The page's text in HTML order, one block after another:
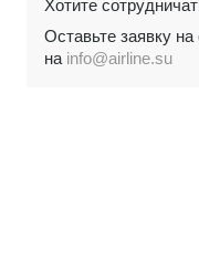
Хотите
Оставьте заявку
на info@airline.su